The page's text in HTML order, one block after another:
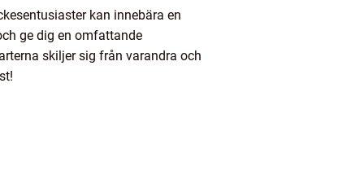
kan innebära en
ge dig en omfattande
skiljer sig från varandra och